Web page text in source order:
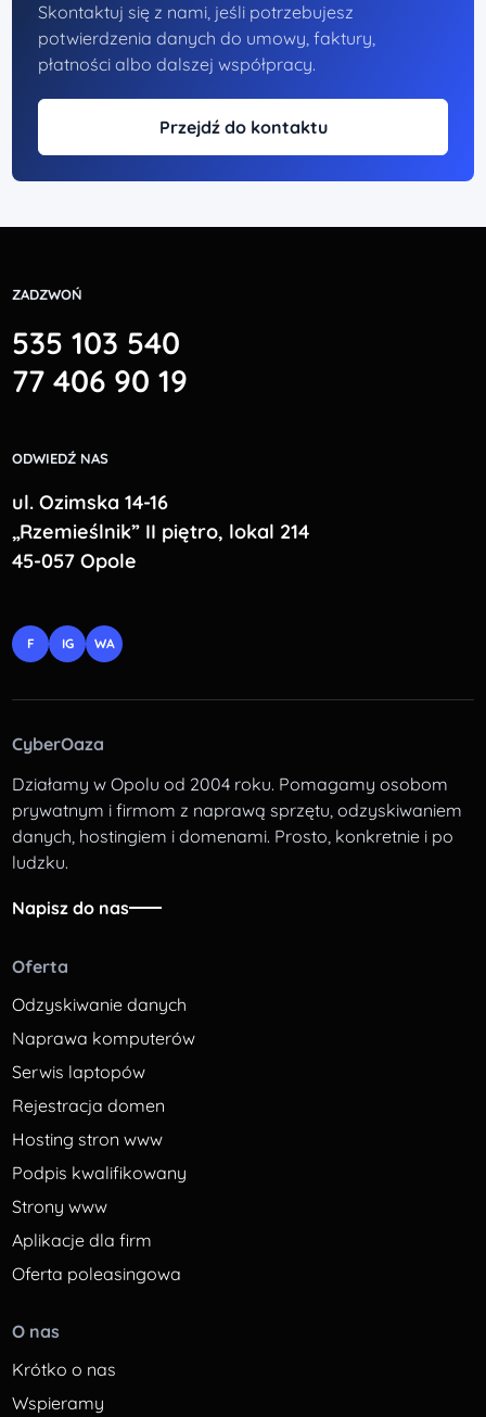
Skontaktuj się z nami, jeśli potrzebujesz
potwierdzenia danych do umowy, faktury,
płatności albo dalszej współpracy.
Przejdź do kontaktu
ZADZWOŃ
535 103 540
77 406 90 19
ODWIEDŹ NAS
ul. Ozimska 14-16
„Rzemieślnik” II piętro, lokal 214
45-057 Opole
F IG WA
CyberOaza
Działamy w Opolu od 2004 roku. Pomagamy osobom
prywatnym i firmom z naprawą sprzętu, odzyskiwaniem
danych, hostingiem i domenami. Prosto, konkretnie i po
ludzku.
Napisz do nas
Oferta
Odzyskiwanie danych
Naprawa komputerów
Serwis laptopów
Rejestracja domen
Hosting stron www
Podpis kwalifikowany
Strony www
Aplikacje dla firm
Oferta poleasingowa
O nas
Krótko o nas
Wspieramy